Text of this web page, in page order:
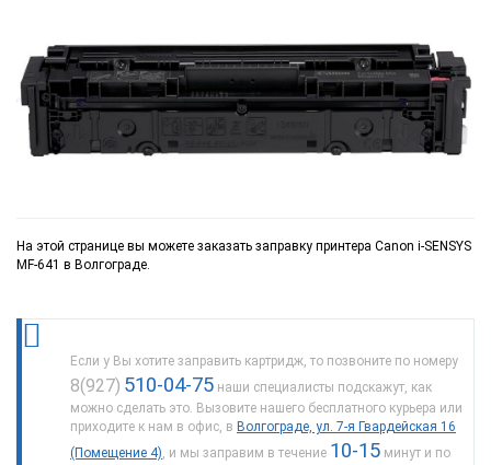
На этой странице вы можете заказать заправку принтера Canon i-SENSYS
MF-641 в Волгограде.
Если у Вы хотите заправить картридж, то позвоните по номеру
8(927) 510-04-75 наши специалисты подскажут, как
можно сделать это. Вызовите нашего бесплатного курьера или
приходите к нам в офис, в Волгограде, ул. 7-я Гвардейская 16
(Помещение 4), и мы заправим в течение 10-15 минут и по